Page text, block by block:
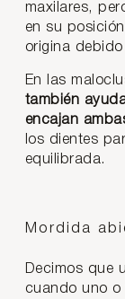
maxilares,
en su
origina
En las
también
encajan
los dientes
equilibrada.
Mordida
Decimos que
cuando uno o